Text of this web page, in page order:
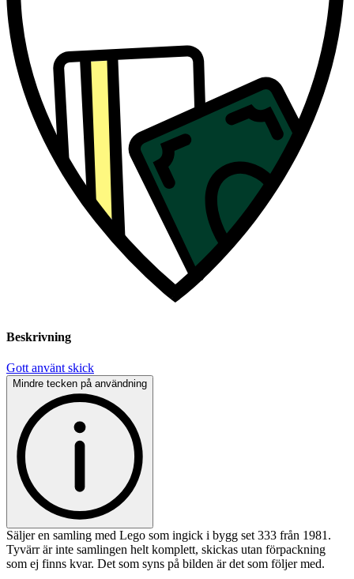
Beskrivning
Gott använt skick
Mindre tecken på användning
Säljer en samling med Lego som ingick i bygg set 333 från 1981.
Tyvärr är inte samlingen helt komplett, skickas utan förpackning
som ej finns kvar. Det som syns på bilden är det som följer med.